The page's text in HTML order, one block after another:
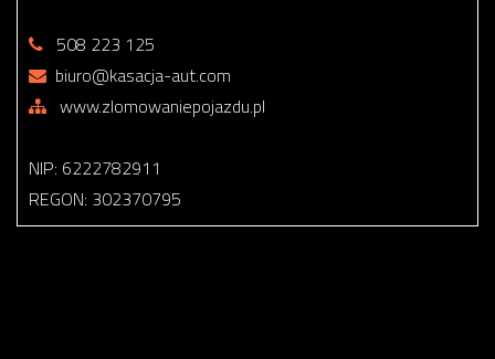
508 223 125
biuro@kasacja-aut.com
www.zlomowaniepojazdu.pl
NIP: 6222782911
REGON: 302370795